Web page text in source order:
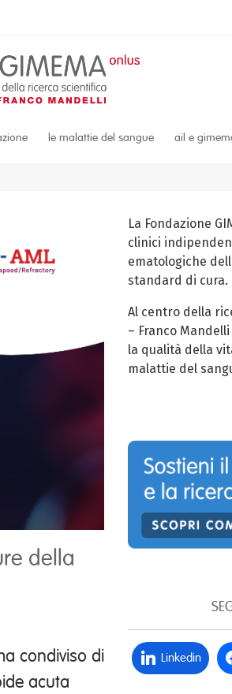
le malattie del sangue ail e
della
condiviso di
acuta
La Fondazione
clinici
ematologiche
standard di cura.
Al centro della
– Franco
la qualità della
malattie del
Linkedin